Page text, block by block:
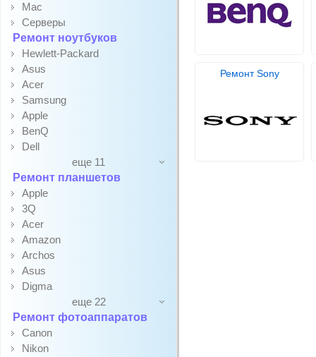
Mac
Серверы
Ремонт ноутбуков
Hewlett-Packard
Asus
Acer
Samsung
Apple
BenQ
Dell
еще 11
Ремонт планшетов
Apple
3Q
Acer
Amazon
Archos
Asus
Digma
еще 22
Ремонт фотоаппаратов
Canon
Nikon
Ремонт Sony